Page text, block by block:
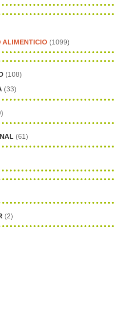
ALIMENTICIO (1099)
(108)
(33)
(61)
(2)